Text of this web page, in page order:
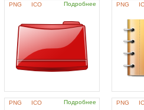
PNG ICO Подробнее PNG
PNG ICO Подробнее PNG